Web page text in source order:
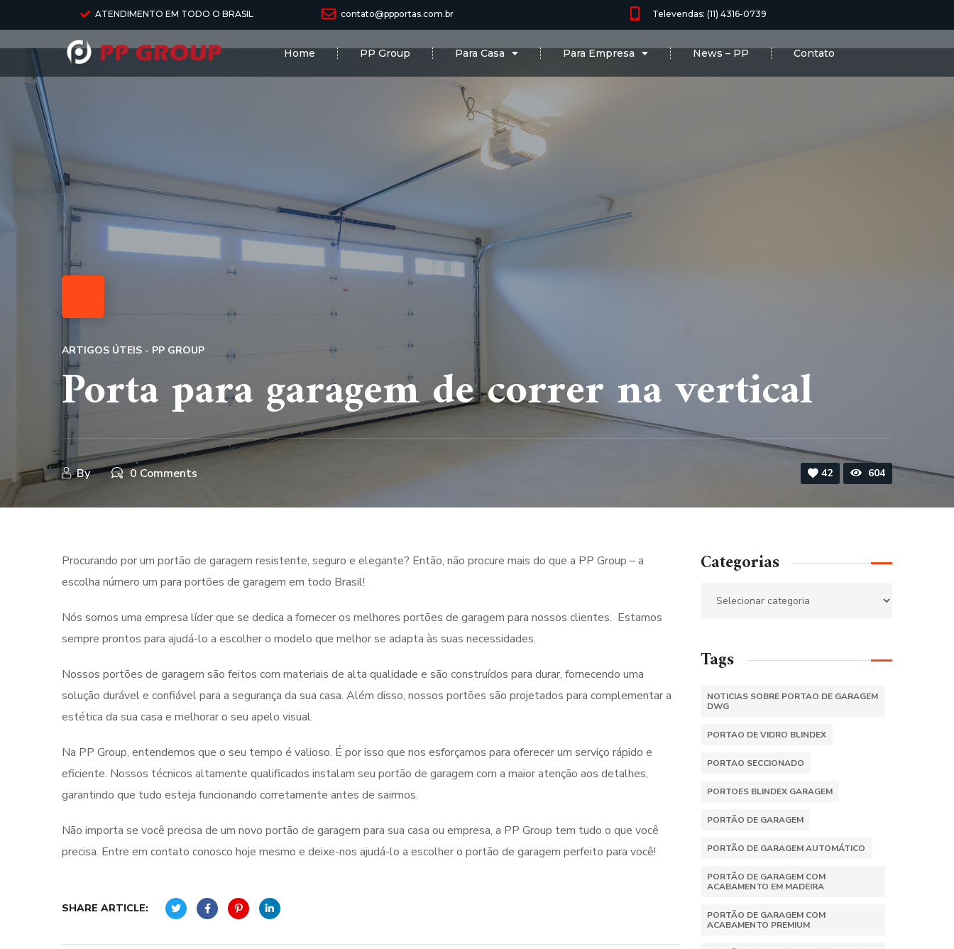
ATENDIMENTO EM TODO O BRASIL contato@ppportas.com.br Televendas: (11) 4316-0739
Home PP Group Para Casa Para Empresa News – PP Contato
ARTIGOS ÚTEIS - PP GROUP
Porta para garagem de correr na vertical
By 0 Comments 42 604
Procurando por um portão de garagem resistente, seguro e elegante? Então, não procure mais do que a PP Group – a
escolha número um para portões de garagem em todo Brasil!
Nós somos uma empresa líder que se dedica a fornecer os melhores portões de garagem para nossos clientes. Estamos
sempre prontos para ajudá-lo a escolher o modelo que melhor se adapta às suas necessidades.
Nossos portões de garagem são feitos com materiais de alta qualidade e são construídos para durar, fornecendo uma
solução durável e confiável para a segurança da sua casa. Além disso, nossos portões são projetados para complementar a
estética da sua casa e melhorar o seu apelo visual.
Na PP Group, entendemos que o seu tempo é valioso. É por isso que nos esforçamos para oferecer um serviço rápido e
eficiente. Nossos técnicos altamente qualificados instalam seu portão de garagem com a maior atenção aos detalhes,
garantindo que tudo esteja funcionando corretamente antes de sairmos.
Não importa se você precisa de um novo portão de garagem para sua casa ou empresa, a PP Group tem tudo o que você
precisa. Entre em contato conosco hoje mesmo e deixe-nos ajudá-lo a escolher o portão de garagem perfeito para você!
SHARE ARTICLE:
Categorias
Tags
NOTICIAS SOBRE PORTAO DE GARAGEM
DWG
PORTAO DE VIDRO BLINDEX
PORTAO SECCIONADO
PORTOES BLINDEX GARAGEM
PORTÃO DE GARAGEM
PORTÃO DE GARAGEM AUTOMÁTICO
PORTÃO DE GARAGEM COM
ACABAMENTO EM MADEIRA
PORTÃO DE GARAGEM COM
ACABAMENTO PREMIUM